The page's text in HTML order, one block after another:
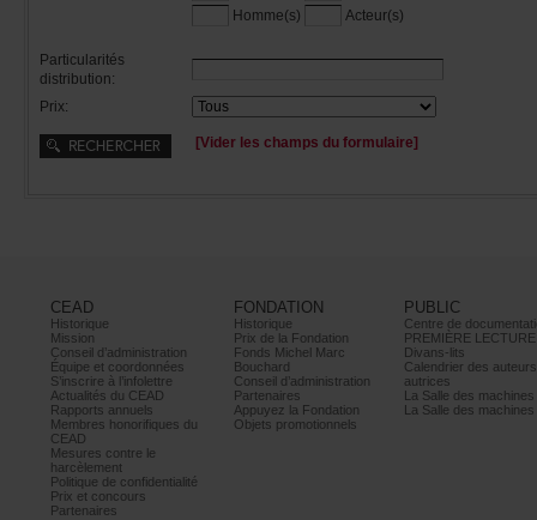
Homme(s)
Acteur(s)
Particularités
distribution:
Prix:
[Viderleschampsduformulaire]
CEAD
Historique
Mission
Conseild’administration
Équipeetcoordonnées
S’inscrireàl’infolettre
ActualitésduCEAD
Rapportsannuels
Membreshonorifiquesdu
CEAD
Mesurescontrele
harcèlement
Politiquedeconfidentialité
Prixetconcours
Partenaires
FONDATION
Historique
PrixdelaFondation
FondsMichelMarc
Bouchard
Conseild’administration
Partenaires
AppuyezlaFondation
Objetspromotionnels
PUBLIC
PREMIÈRELECTURE
Divans-lits
autrices